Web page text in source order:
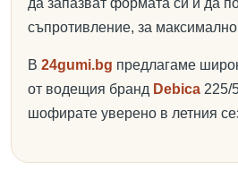
да запазват формата си и да
съпротивление, за
В 24gumi.bg предлагаме
от водещия бранд Debica 225/
шофирате уверено в летния